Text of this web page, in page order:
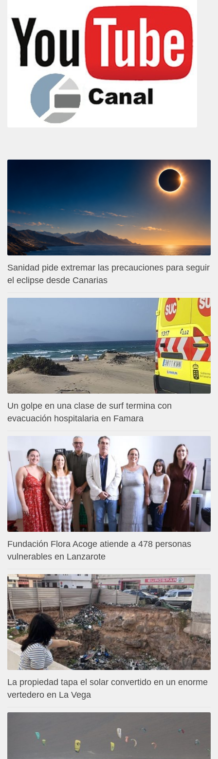
Sanidad pide extremar las precauciones para seguir
el eclipse desde Canarias
Un golpe en una clase de surf termina con
evacuación hospitalaria en Famara
Fundación Flora Acoge atiende a 478 personas
vulnerables en Lanzarote
La propiedad tapa el solar convertido en un enorme
vertedero en La Vega